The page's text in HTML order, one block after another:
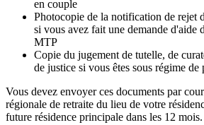
en couple
Photocopie de la notification de rejet
si vous avez fait une demande d'aide
MTP
Copie du jugement de tutelle, de
de justice si vous êtes sous régime
Vous devez envoyer ces documents par
régionale de retraite du lieu de votre
future résidence principale dans les 12 mois.